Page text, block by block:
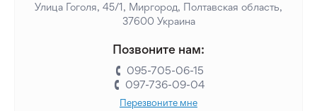
Улица Гоголя, 45/1, Миргород, Полтавская область,
37600 Украина
Позвоните нам:
095-705-06-15
097-736-09-04
Перезвоните мне